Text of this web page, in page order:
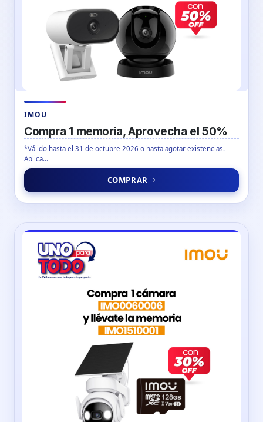
IMOU
Compra 1 memoria, Aprovecha el 50%
*Válido hasta el 31 de octubre 2026 o hasta agotar existencias.
Aplica...
COMPRAR